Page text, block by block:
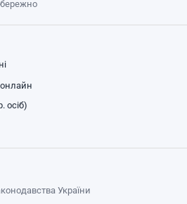
осіб)
України